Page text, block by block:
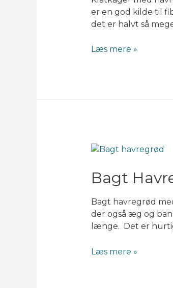
er en god kilde til
det er halvt så
Havregrødsklatkager
Læs mere »
Bagt
Bagt havregrød
der også æg og
længe. Det er
Bagt
Læs mere »